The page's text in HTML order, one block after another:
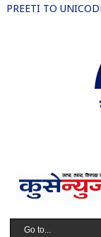
PREETI TO